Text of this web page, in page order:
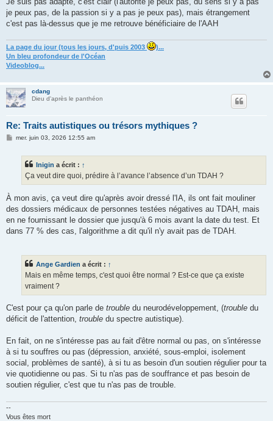
je peux pas, de la passion si y a pas je peux pas), mais étrangement
c'est pas là-dessus que je me retrouve bénéficiaire de l'AAH
La page du jour (tous les jours, d'puis 2003
)...
Un bleu profondeur de l'Océan
Videoblog...
cdang
Dieu d'après le panthéon
Re: Traits autistiques ou trésors mythiques ?
Mmer. juin 03, 2026 12:55 am
Inigin a écrit : ↑
Ça veut dire quoi, prédire à l’avance l’absence d’un TDAH ?
À mon avis, ça veut dire qu'après avoir dressé l'IA, ils ont fait mouliner
des dossiers médicaux de personnes testées négatives au TDAH, mais
en ne fournissant le dossier que jusqu'à 6 mois avant la date du test. Et
dans 77 % des cas, l'algorithme a dit qu'il n'y avait pas de TDAH.
Ange Gardien a écrit : ↑
Mais en même temps, c'est quoi être normal ? Est-ce que ça existe
vraiment ?
C'est pour ça qu'on parle de trouble du neurodéveloppement, (trouble du
déficit de l'attention, trouble du spectre autistique).
En fait, on ne s'intéresse pas au fait d'être normal ou pas, on s'intéresse
à si tu souffres ou pas (dépression, anxiété, sous-emploi, isolement
social, problèmes de santé), à si tu as besoin d'un soutien régulier pour ta
vie quotidienne ou pas. Si tu n'as pas de souffrance et pas besoin de
soutien régulier, c'est que tu n'as pas de trouble.
--
Vous êtes mort